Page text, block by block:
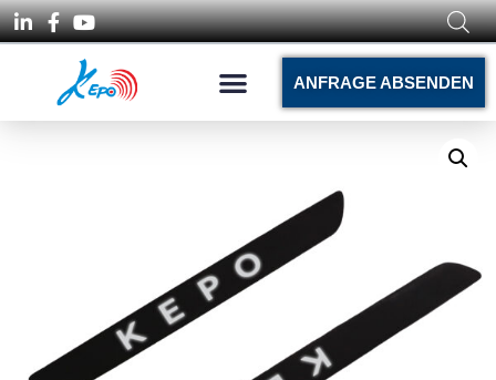
ANFRAGE ABSENDEN